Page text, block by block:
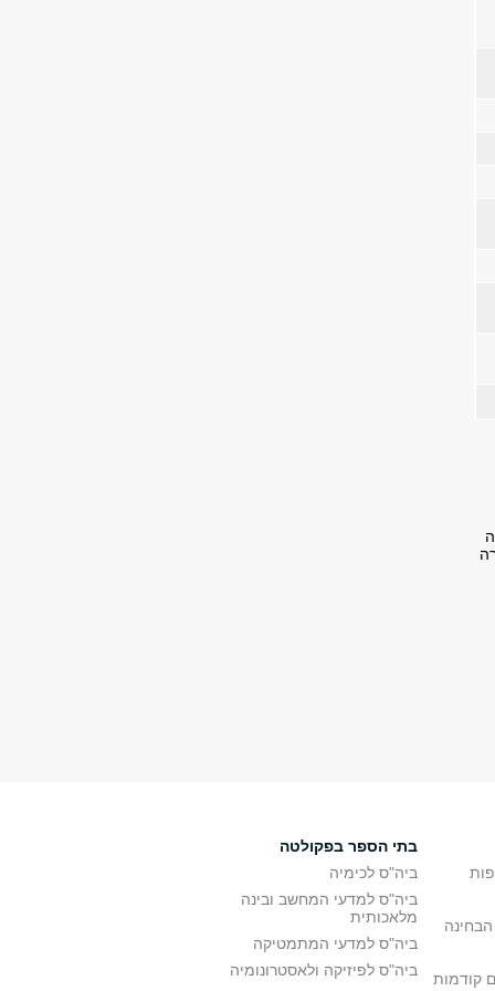
קודמות
בתי הספר בפקולטה
ביה"ס לכימיה
ביה"ס למדעי המחשב ובינה
מלאכותית
ביה"ס למדעי המתמטיקה
ביה"ס לפיזיקה ולאסטרונומיה